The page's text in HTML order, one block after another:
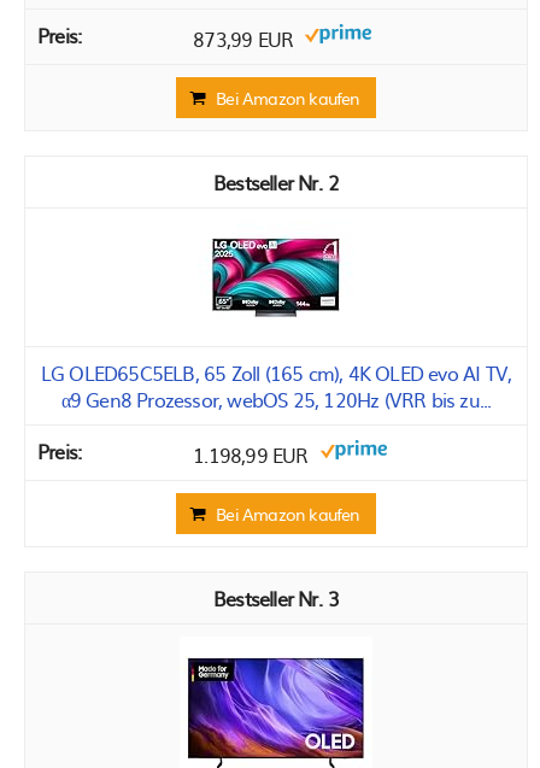
873,99 EUR
Bei Amazon kaufen
2
LG OLED65C5ELB, 65 Zoll (165 cm), 4K OLED evo AI TV,
α9 Gen8 Prozessor, webOS 25, 120Hz (VRR bis zu...
1.198,99 EUR
Bei Amazon kaufen
3